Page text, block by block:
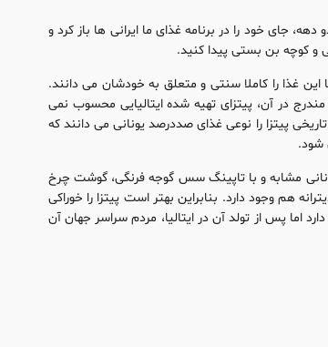
جای خود را در برنامه غذای ما ایرانی ها باز کرد و
و کوچه بن بستی پیدا کنید.
این غذا را کاملا سنتی و متعلق به خودشان می دانند.
در آن، پیتزای تهیه شده ایتالیایی محسوب نمی
پیتزا را نوعی غذای صددرصد یونانی می دانند که
شود.
مشابه و با تاپینگ سس گوجه فرنگی، گوشت چرخ
هم وجود دارد. بنابراین بهتر است پیتزا را خوراکی
اما پس از تولد آن در ایتالیا، مردم سراسر جهان آن